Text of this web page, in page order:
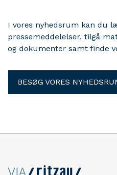
og Cocuura i samarbejde om
og skabe bedre inklusion.
I vores nyhedsrum kan du
pressemeddelelser, tilgå
og dokumenter samt finde
BESØG VORES